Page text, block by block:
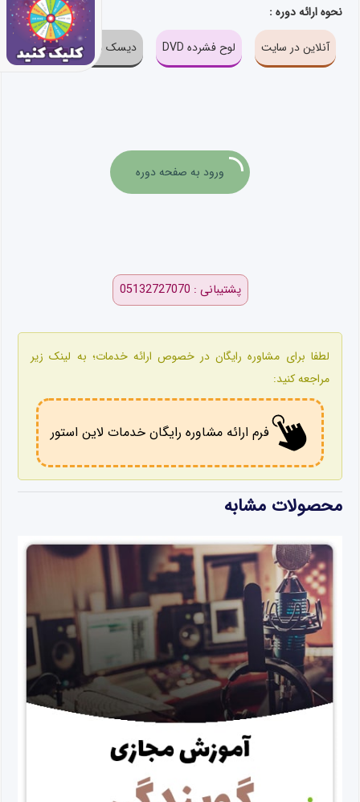
نحوه ارائه دوره :
آنلاین در سایت
لوح فشرده DVD دیسک سخت فلش
ورود به صفحه دوره
پشتیبانی : 05132727070
لطفا برای مشاوره رایگان در خصوص ارائه خدمات؛ به لینک زیر
مراجعه کنید:
فرم ارائه مشاوره رایگان خدمات لاین استور
محصولات مشابه